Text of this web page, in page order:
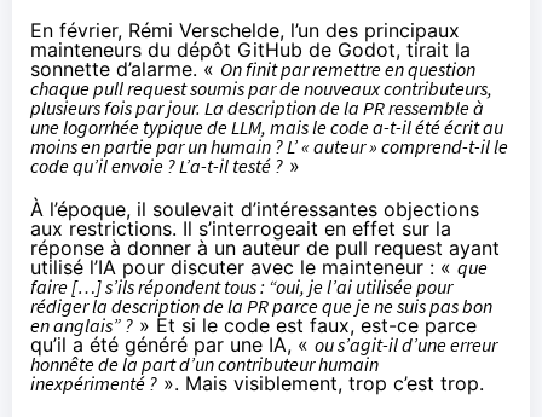
En février, Rémi Verschelde, l’un des principaux
mainteneurs du dépôt GitHub de Godot, tirait la
sonnette d’alarme. « On finit par remettre en question
chaque pull request soumis par de nouveaux contributeurs,
plusieurs fois par jour. La description de la PR ressemble à
une logorrhée typique de LLM, mais le code a-t-il été écrit au
moins en partie par un humain ? L’ « auteur » comprend-t-il le
code qu’il envoie ? L’a-t-il testé ? »
À l’époque, il soulevait d’intéressantes objections
aux restrictions. Il s’interrogeait en effet sur la
réponse à donner à un auteur de pull request ayant
utilisé l’IA pour discuter avec le mainteneur : « que
faire […] s’ils répondent tous : “oui, je l’ai utilisée pour
rédiger la description de la PR parce que je ne suis pas bon
en anglais” ? » Et si le code est faux, est-ce parce
qu’il a été généré par une IA, « ou s’agit-il d’une erreur
honnête de la part d’un contributeur humain
inexpérimenté ? ». Mais visiblement, trop c’est trop.